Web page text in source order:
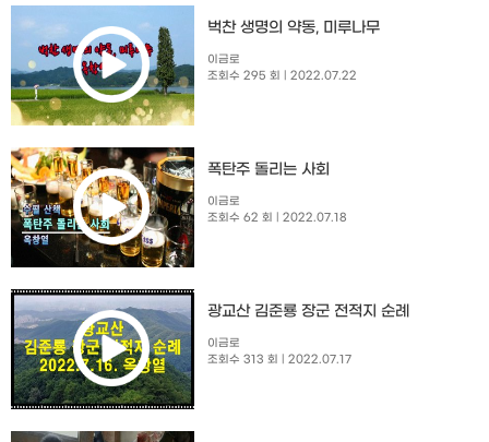
벅찬 생명의 약동, 미루나무
이금로
조회수 295 회
| 2022.07.22
폭탄주 돌리는 사회
이금로
조회수 62 회
| 2022.07.18
광교산 김준룡 장군 전적지 순례
이금로
조회수 313 회
| 2022.07.17